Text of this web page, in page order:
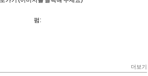
펌:
더보기